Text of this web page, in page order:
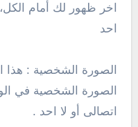
اخر ظهور لك أمام
احد
الصورة الشخصية : هذا
الصورة الشخصية في
اتصالى أو لا احد .